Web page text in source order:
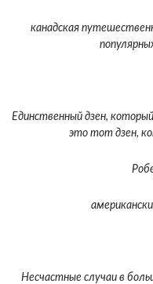
канадская
Единственный дзен,
это тот дзен,
Несчастные случаи в